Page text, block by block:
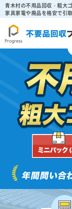
青木村の不用品回収・粗大
家具家電や廃品を格安で引取